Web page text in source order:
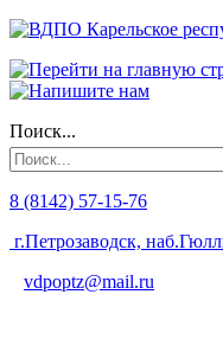
Поиск...
8 (8142) 57-15-76
г.Петрозаводск,
vdpoptz@mail.ru